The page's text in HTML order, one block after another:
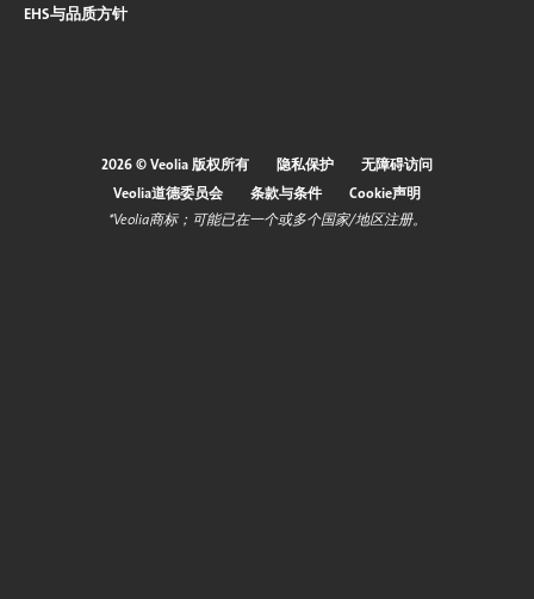
EHS与品质方针
2026 © Veolia 版权所有 隐私保护
无障碍访问
Veolia道德委员会
条款与条件
Cookie声明
*Veolia商标；可能已在一个或多个国家/地区注册。